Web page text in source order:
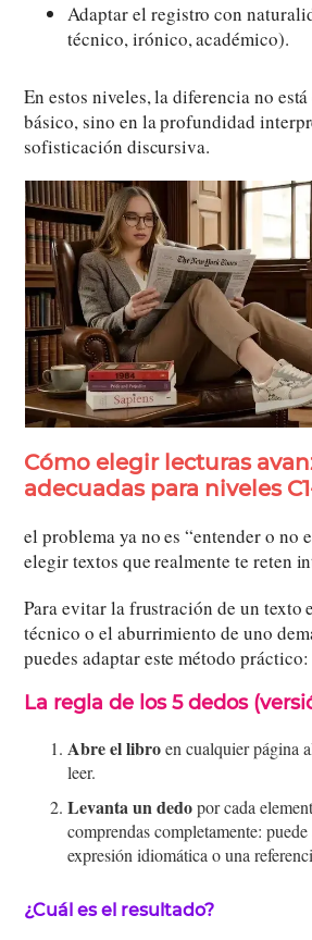
Adaptar el registro con
técnico, irónico, académico).
En estos niveles, la diferencia no
básico, sino en la profundidad
sofisticación discursiva.
Cómo elegir lecturas
adecuadas para niveles
el problema ya no es “entender o no
elegir textos que realmente te reten
Para evitar la frustración de un texto
técnico o el aburrimiento de uno
puedes adaptar este método práctico:
La regla de los 5 dedos
Abre el libroen cualquier página
leer.
Levanta un dedopor cada
comprendas completamente:
expresión idiomática o una
¿Cuál es el resultado?